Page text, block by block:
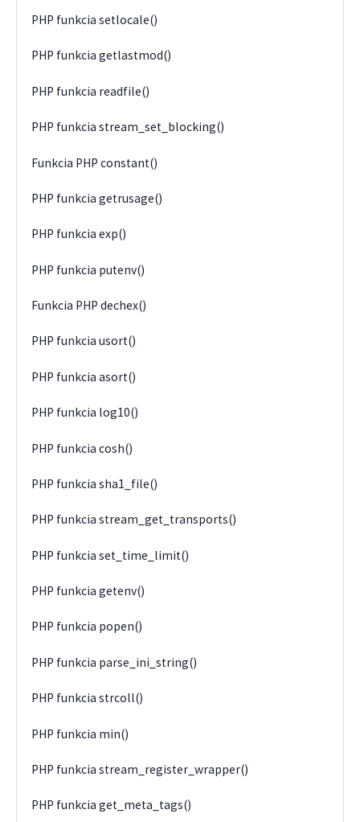
PHP funkcia setlocale()
PHP funkcia getlastmod()
PHP funkcia readfile()
PHP funkcia stream_set_blocking()
Funkcia PHP constant()
PHP funkcia getrusage()
PHP funkcia exp()
PHP funkcia putenv()
Funkcia PHP dechex()
PHP funkcia usort()
PHP funkcia asort()
PHP funkcia log10()
PHP funkcia cosh()
PHP funkcia sha1_file()
PHP funkcia stream_get_transports()
PHP funkcia set_time_limit()
PHP funkcia getenv()
PHP funkcia popen()
PHP funkcia parse_ini_string()
PHP funkcia strcoll()
PHP funkcia min()
PHP funkcia stream_register_wrapper()
PHP funkcia get_meta_tags()